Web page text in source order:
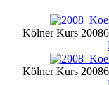
Kölner Kurs 2008
Kölner Kurs 2008